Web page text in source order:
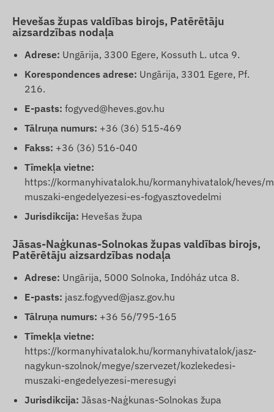
Hevešas župas valdības birojs, Patērētāju
aizsardzības nodaļa
Adrese: Ungārija, 3300 Egere, Kossuth L. utca 9.
Korespondences adrese: Ungārija, 3301 Egere, Pf.
216.
E-pasts: fogyved@heves.gov.hu
Tālruņa numurs: +36 (36) 515-469
Fakss: +36 (36) 516-040
Tīmekļa vietne:
https://kormanyhivatalok.hu/kormanyhivatalok/heves/
muszaki-engedelyezesi-es-fogyasztovedelmi
Jurisdikcija: Hevešas župa
Jāsas-Naģkunas-Solnokas župas valdības birojs,
Patērētāju aizsardzības nodaļa
Adrese: Ungārija, 5000 Solnoka, Indóház utca 8.
E-pasts: jasz.fogyved@jasz.gov.hu
Tālruņa numurs: +36 56/795-165
Tīmekļa vietne:
https://kormanyhivatalok.hu/kormanyhivatalok/jasz-
nagykun-szolnok/megye/szervezet/kozlekedesi-
muszaki-engedelyezesi-meresugyi
Jurisdikcija: Jāsas-Naģkunas-Solnokas župa